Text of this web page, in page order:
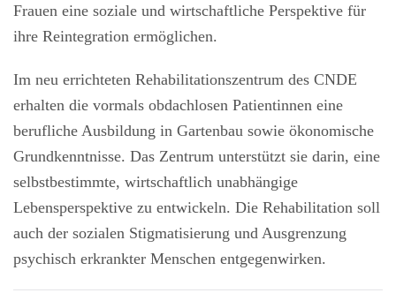
Frauen eine soziale und wirtschaftliche Perspektive für
ihre Reintegration ermöglichen.
Im neu errichteten Rehabilitationszentrum des CNDE
erhalten die vormals obdachlosen Patientinnen eine
berufliche Ausbildung in Gartenbau sowie ökonomische
Grundkenntnisse. Das Zentrum unterstützt sie darin, eine
selbstbestimmte, wirtschaftlich unabhängige
Lebensperspektive zu entwickeln. Die Rehabilitation soll
auch der sozialen Stigmatisierung und Ausgrenzung
psychisch erkrankter Menschen entgegenwirken.